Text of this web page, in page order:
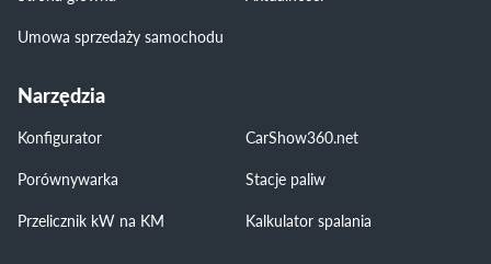
Umowa sprzedaży samochodu
Narzędzia
Konfigurator
CarShow360.net
Porównywarka
Stacje paliw
Przelicznik kW na KM
Kalkulator spalania